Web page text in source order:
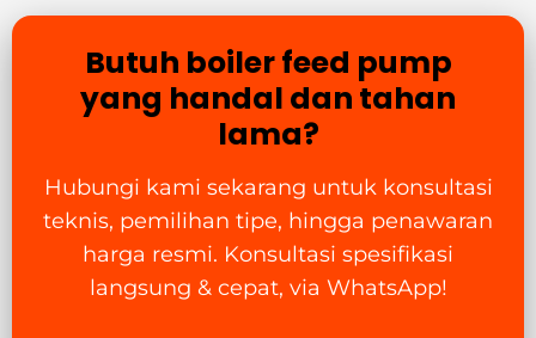
Butuh boiler feed pump
yang handal dan tahan
lama?
Hubungi kami sekarang untuk konsultasi
teknis, pemilihan tipe, hingga penawaran
harga resmi. Konsultasi spesifikasi
langsung & cepat, via WhatsApp!